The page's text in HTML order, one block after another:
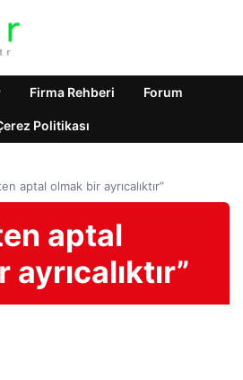
Firma Rehberi Forum
Politikası
aptal olmak bir ayrıcalıktır”
aptal